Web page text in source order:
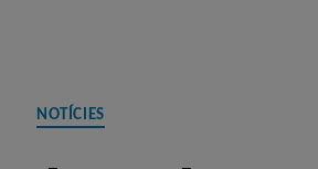
Categories
NOTÍCIES